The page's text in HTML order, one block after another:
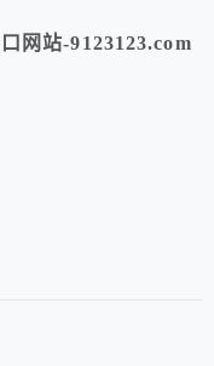
网站-9123123.com